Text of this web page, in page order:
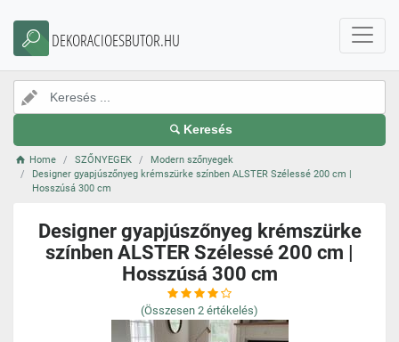
DEKORACIOESBUTOR.HU
Keresés
Home SZŐNYEGEK
Modern szőnyegek
Designer gyapjúszőnyeg krémszürke színben ALSTER Szélessé 200 cm |
Hosszúsá 300 cm
Designer gyapjúszőnyeg krémszürke
színben ALSTER Szélessé 200 cm |
Hosszúsá 300 cm
(Összesen 2 értékelés)